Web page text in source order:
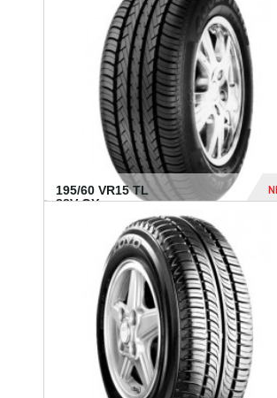
837
195/60 VR15 TL
88V GY...